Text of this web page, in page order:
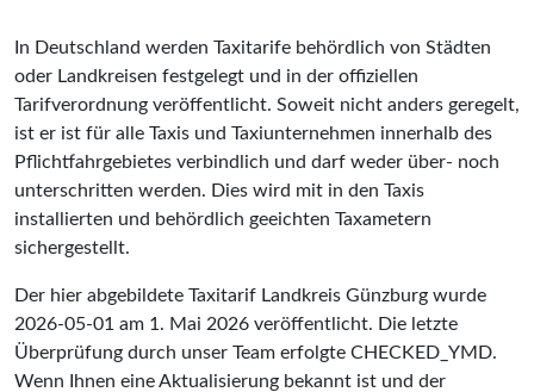
In Deutschland werden Taxitarife behördlich von Städten
oder Landkreisen festgelegt und in der offiziellen
Tarifverordnung veröffentlicht. Soweit nicht anders geregelt,
ist er ist für alle Taxis und Taxiunternehmen innerhalb des
Pflichtfahrgebietes verbindlich und darf weder über- noch
unterschritten werden. Dies wird mit in den Taxis
installierten und behördlich geeichten Taxametern
sichergestellt.
Der hier abgebildete Taxitarif Landkreis Günzburg wurde
2026-05-01 am 1. Mai 2026 veröffentlicht. Die letzte
Überprüfung durch unser Team erfolgte CHECKED_YMD.
Wenn Ihnen eine Aktualisierung bekannt ist und der